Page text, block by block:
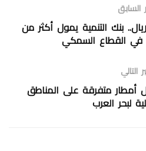
السابق
34 مليون ريال.. بنك التنمية يمول أكثر من
التالي
متفرقة على المناطق
لبحر العرب